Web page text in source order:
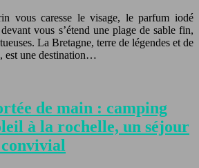
vous caresse le visage, le parfum iodé
vous s’étend une plage de sable fin,
La Bretagne, terre de légendes et de
est une destination…
de main : camping
à la rochelle, un séjour